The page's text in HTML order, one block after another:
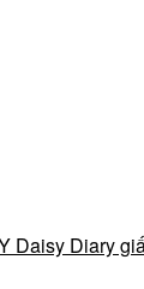
Daisy Diary